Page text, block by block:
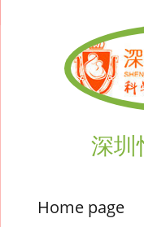
深圳
Home page